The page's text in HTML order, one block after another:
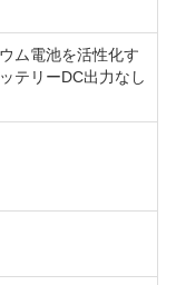
ム電池を活性化す
テリーDC出力なし